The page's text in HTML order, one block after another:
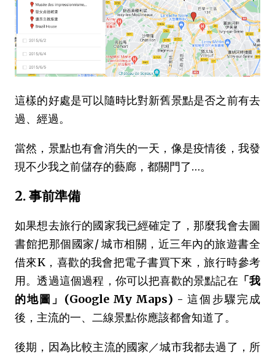
這樣的好處是可以隨時比對新舊景點是否之前有去
過、經過。
當然，景點也有會消失的一天，像是疫情後，我發
現不少我之前儲存的藝廊，都關門了…。
2. 事前準備
如果想去旅行的國家我已經確定了，那麼我會去圖
書館把那個國家/ 城市相關，近三年內的旅遊書全
借來K，喜歡的我會把電子書買下來，旅行時參考
用。透過這個過程，你可以把喜歡的景點記在 「我
的地圖」(Google My Maps) - 這個步驟完成
後，主流的一、二線景點你應該都會知道了。
後期，因為比較主流的國家／城市我都去過了，所